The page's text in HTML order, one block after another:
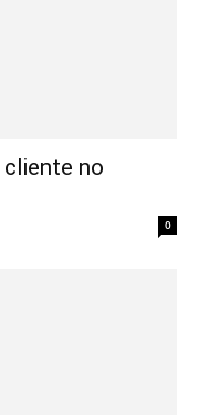
cliente no
0